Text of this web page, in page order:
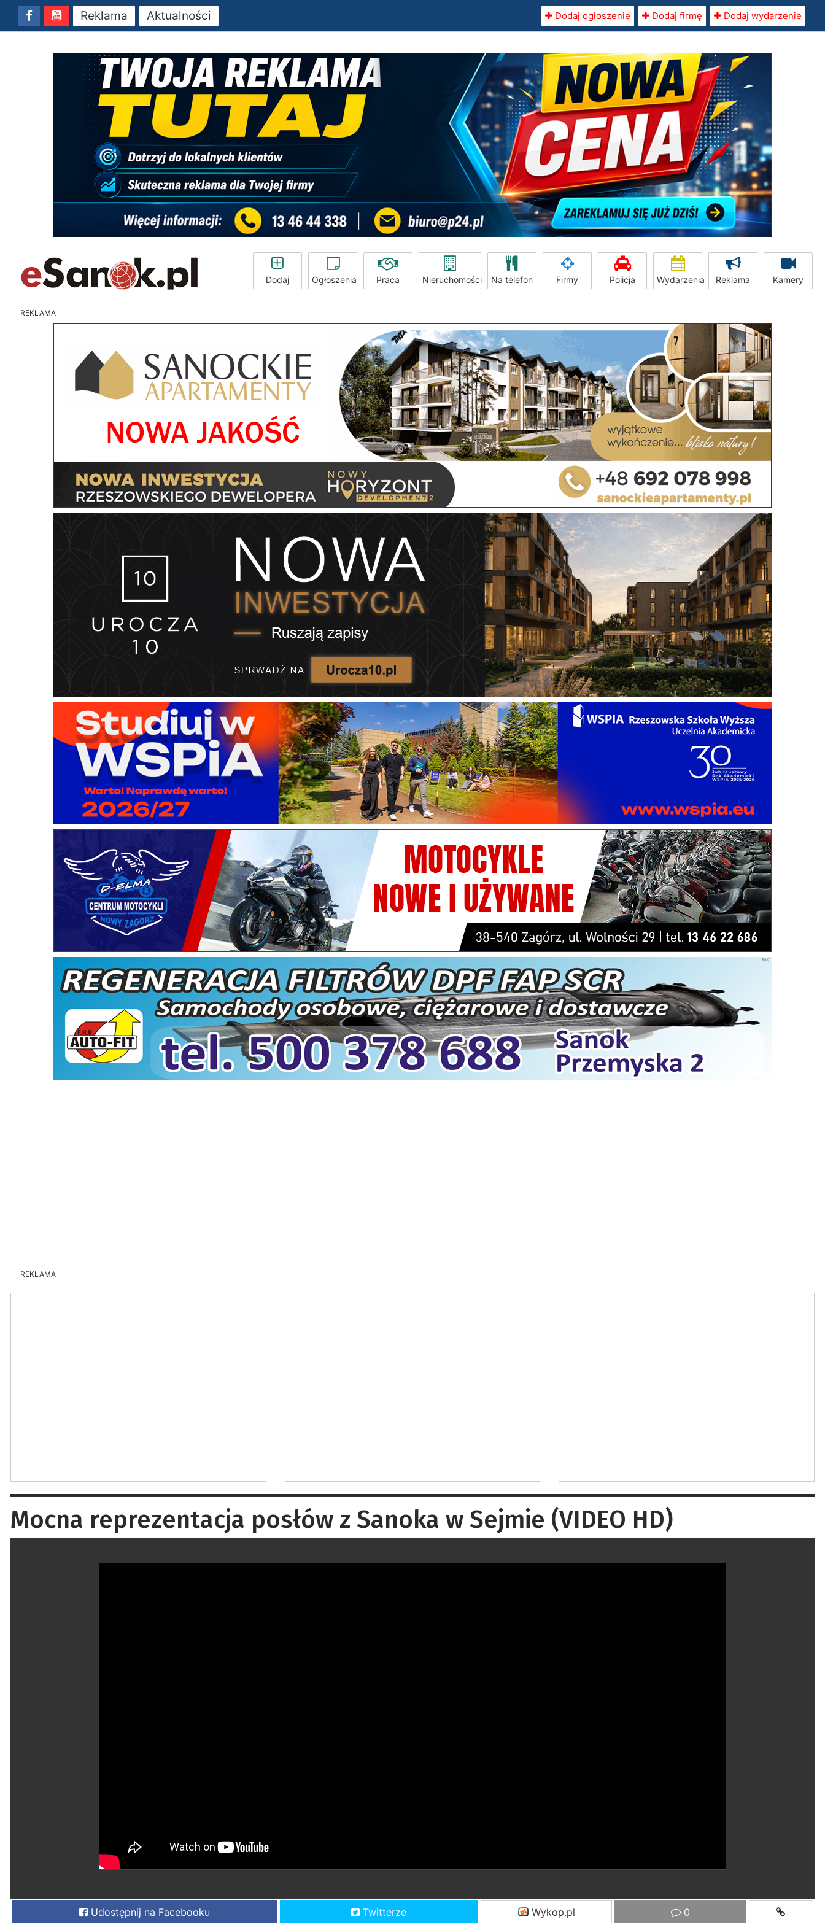
Reklama Aktualności Dodaj ogłoszenie Dodaj firmę Dodaj wydarzenie
Dodaj Ogłoszenia Praca Nieruchomości Na telefon Firmy Policja Wydarzenia Reklama Kamery
REKLAMA
REKLAMA
Mocna reprezentacja posłów z Sanoka w Sejmie (VIDEO HD)
Udostępnij na Facebooku Twitterze Wykop.pl 0